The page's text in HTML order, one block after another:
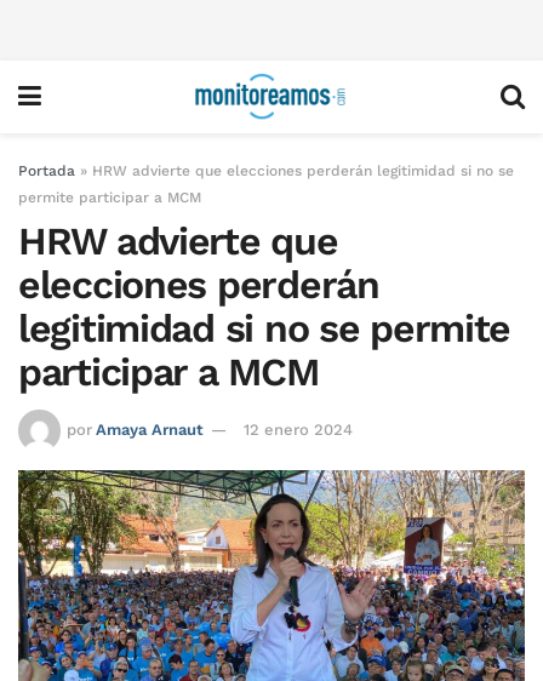
Portada » HRW advierte que elecciones perderán legitimidad si no se
permite participar a MCM
HRW advierte que
elecciones perderán
legitimidad si no se permite
participar a MCM
por Amaya Arnaut 12 enero 2024